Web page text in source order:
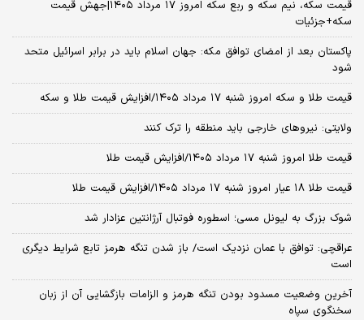
قیمت سکه، نیم سکه و ربع سکه امروز ۱۷ مرداد ۱۴۰۵|جهش قیمت
سکه+جزئیات
پاکستان بعد از امضای توافق مکه: جهان اسلام باید در برابر اسرائیل متحد
شود
قیمت طلا و سکه امروز شنبه ۱۷ مرداد ۱۴۰۵/افزایش قیمت طلا و سکه
ولایتی: نیروهای خارجی باید منطقه را ترک کنند
قیمت طلا امروز شنبه ۱۷ مرداد ۱۴۰۵/افزایش قیمت طلا
قیمت طلا ۱۸ عیار امروز شنبه ۱۷ مرداد ۱۴۰۵/افزایش قیمت طلا
شوک بزرگ به لیونل مسی؛ اسطوره فوتبال آرژانتین عزادار شد
عراقچی: توافق با عمان نزدیک است/ باز شدن تنگه هرمز تابع شرایط دیگری
است
آخرین وضعیت مسدود بودن تنگه هرمز و الزامات بازگشایی آن از زبان
سخنگوی سپاه